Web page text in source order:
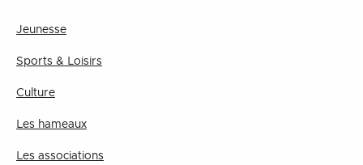
Jeunesse
Sports & Loisirs
Culture
Les hameaux
Les associations